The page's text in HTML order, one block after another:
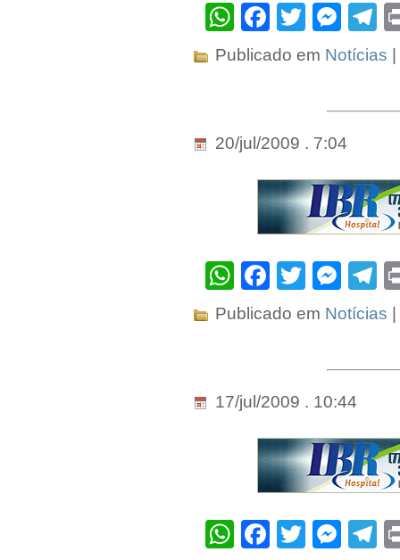
WhatsApp
Facebook
Twitter
Publicado em Notícias
20/jul/2009 . 7:04
WhatsApp
Facebook
Twitter
Publicado em Notícias
17/jul/2009 . 10:44
WhatsApp
Facebook
Twitter